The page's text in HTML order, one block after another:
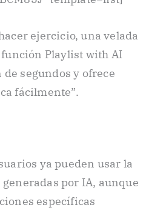
ejercicio, una velada
Playlist with AI
segundos y ofrece
fácilmente”.
ya pueden usar la
por IA, aunque
específicas